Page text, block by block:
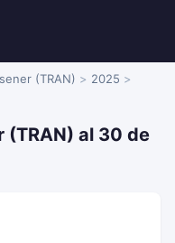
(TRAN)
2025
(TRAN) al 30 de